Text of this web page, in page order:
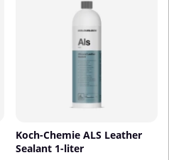
Koch-Chemie ALS Leather
Sealant 1-liter